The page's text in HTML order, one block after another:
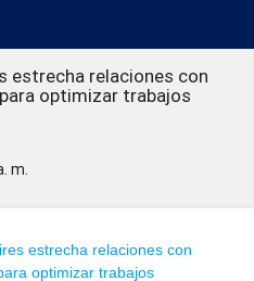
estrecha relaciones con
optimizar trabajos
m.